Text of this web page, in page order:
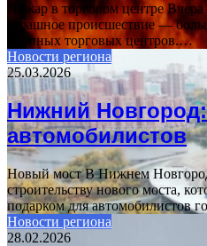
Пожар в торговом центре
страшное происшествие —
крупных торговых центров.…
Новости региона
25.03.2026
Нижний
автомобилистов
Новый мост В Нижнем
строительству нового моста,
подарком для автомобилистов
Новости региона
28.02.2026